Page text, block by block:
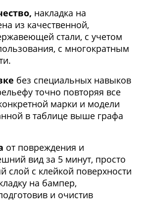
накладка на
из качественной,
стали, с учетом
с многократным
без специальных навыков
точно повторяя все
марки и модели
в таблице выше графа
от повреждения и
вид за 5 минут, просто
слой с клейкой поверхности
на бампер,
и очистив